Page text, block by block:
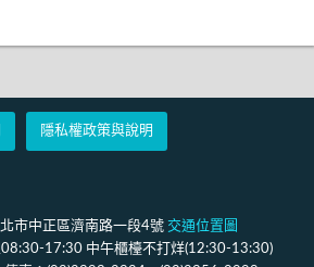
隱私權政策與說明
市中正區濟南路一段4號 交通位置圖
17:30 中午櫃檯不打烊(12:30-13:30)